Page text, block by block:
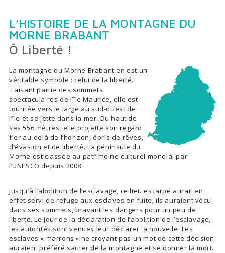
L’HISTOIRE DE LA MONTAGNE DU
MORNE BRABANT
Ô Liberté !
La montagne du Morne Brabant en est un
véritable symbole : celui de la liberté.
Faisant partie des sommets
spectaculaires de l’île Maurice, elle est
tournée vers le large au sud-ouest de
l’île et se jette dans la mer. Du haut de
ses 556 mètres, elle projette son regard
fier au-delà de l’horizon, épris de rêves,
d’évasion et de liberté. La péninsule du
Morne est classée au patrimoine culturel mondial par
l’UNESCO depuis 2008.
Jusqu’à l’abolition de l’esclavage, ce lieu escarpé aurait en
effet servi de refuge aux esclaves en fuite, ils auraient vécu
dans ses sommets, bravant les dangers pour un peu de
liberté. Le jour de la déclaration de l’abolition de l’esclavage,
les autorités sont venues leur déclarer la nouvelle. Les
esclaves « marrons » ne croyant pas un mot de cette décision
auraient préféré sauter de la montagne et se donner la mort.